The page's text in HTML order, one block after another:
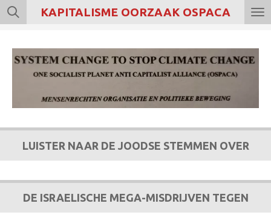
Ga
naar
de
hoofdinhoud
KAPITALISME OORZAAK OSPACA
LUISTER NAAR DE JOODSE STEMMEN OVER
DE ISRAELISCHE MEGA-MISDRIJVEN TEGEN